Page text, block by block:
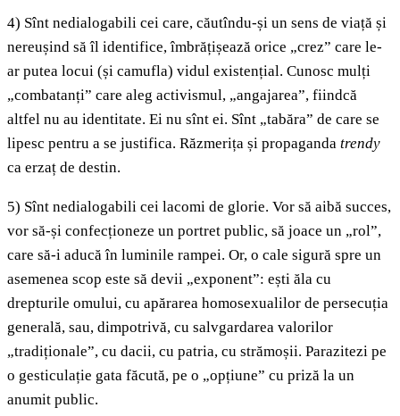
4) Sînt nedialogabili cei care, căutîndu-și un sens de viață și
nereușind să îl identifice, îmbrățișează orice „crez” care le-
ar putea locui (și camufla) vidul existențial. Cunosc mulți
„combatanți” care aleg activismul, „angajarea”, fiindcă
altfel nu au identitate. Ei nu sînt ei. Sînt „tabăra” de care se
lipesc pentru a se justifica. Răzmerița și propaganda trendy
ca erzaț de destin.
5) Sînt nedialogabili cei lacomi de glorie. Vor să aibă succes,
vor să-și confecționeze un portret public, să joace un „rol”,
care să-i aducă în luminile rampei. Or, o cale sigură spre un
asemenea scop este să devii „exponent”: ești ăla cu
drepturile omului, cu apărarea homosexualilor de persecuția
generală, sau, dimpotrivă, cu salvgardarea valorilor
„tradiționale”, cu dacii, cu patria, cu strămoșii. Parazitezi pe
o gesticulație gata făcută, pe o „opțiune” cu priză la un
anumit public.